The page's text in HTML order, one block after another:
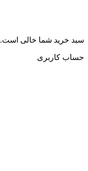
سبد خرید شما خالی است.
حساب کاربری